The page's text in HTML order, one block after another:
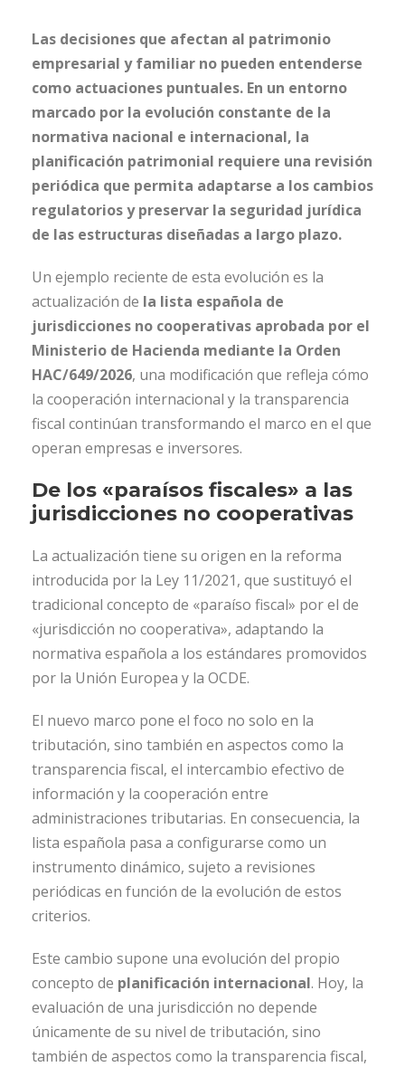
Las decisiones que afectan al patrimonio
empresarial y familiar no pueden entenderse
como actuaciones puntuales. En un entorno
marcado por la evolución constante de la
normativa nacional e internacional, la
planificación patrimonial requiere una revisión
periódica que permita adaptarse a los cambios
regulatorios y preservar la seguridad jurídica
de las estructuras diseñadas a largo plazo.
Un ejemplo reciente de esta evolución es la
actualización de la lista española de
jurisdicciones no cooperativas aprobada por el
Ministerio de Hacienda mediante la Orden
HAC/649/2026, una modificación que refleja cómo
la cooperación internacional y la transparencia
fiscal continúan transformando el marco en el que
operan empresas e inversores.
De los «paraísos fiscales» a las
jurisdicciones no cooperativas
La actualización tiene su origen en la reforma
introducida por la Ley 11/2021, que sustituyó el
tradicional concepto de «paraíso fiscal» por el de
«jurisdicción no cooperativa», adaptando la
normativa española a los estándares promovidos
por la Unión Europea y la OCDE.
El nuevo marco pone el foco no solo en la
tributación, sino también en aspectos como la
transparencia fiscal, el intercambio efectivo de
información y la cooperación entre
administraciones tributarias. En consecuencia, la
lista española pasa a configurarse como un
instrumento dinámico, sujeto a revisiones
periódicas en función de la evolución de estos
criterios.
Este cambio supone una evolución del propio
concepto de planificación internacional. Hoy, la
evaluación de una jurisdicción no depende
únicamente de su nivel de tributación, sino
también de aspectos como la transparencia fiscal,